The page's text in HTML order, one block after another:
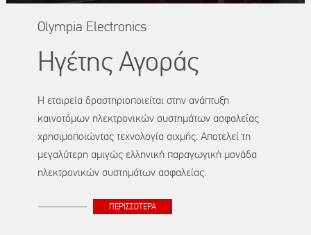
Olympia Εlectronics
Ηγέτης Αγοράς
Η εταιρεία δραστηριοποιείται στην ανάπτυξη
καινοτόμων ηλεκτρονικών συστημάτων ασφαλείας
χρησιμοποιώντας τεχνολογία αιχμής. Αποτελεί τη
μεγαλύτερη αμιγώς ελληνική παραγωγική μονάδα
ηλεκτρονικών συστημάτων ασφαλείας.
ΠΕΡΙΣΣΟΤΕΡΑ